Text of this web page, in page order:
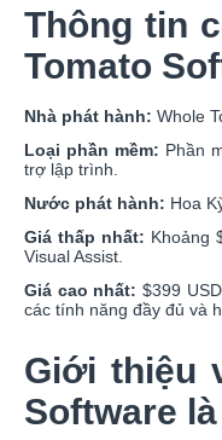
Thông tin
Tomato
Nhà phát hành: Whole
Loại phần mềm: Phần
trợ lập trình.
Nước phát hành: Hoa
Giá thấp nhất: Khoảng
Visual Assist.
Giá cao nhất: $399
các tính năng đầy đủ và
Giới thiệu
Software